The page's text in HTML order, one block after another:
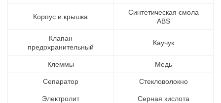
Корпус и крышка
Синтетическая смола
ABS
Клапан
предохранительный
Каучук
Клеммы Медь
Сепаратор Стекловолокно
Электролит Серная кислота